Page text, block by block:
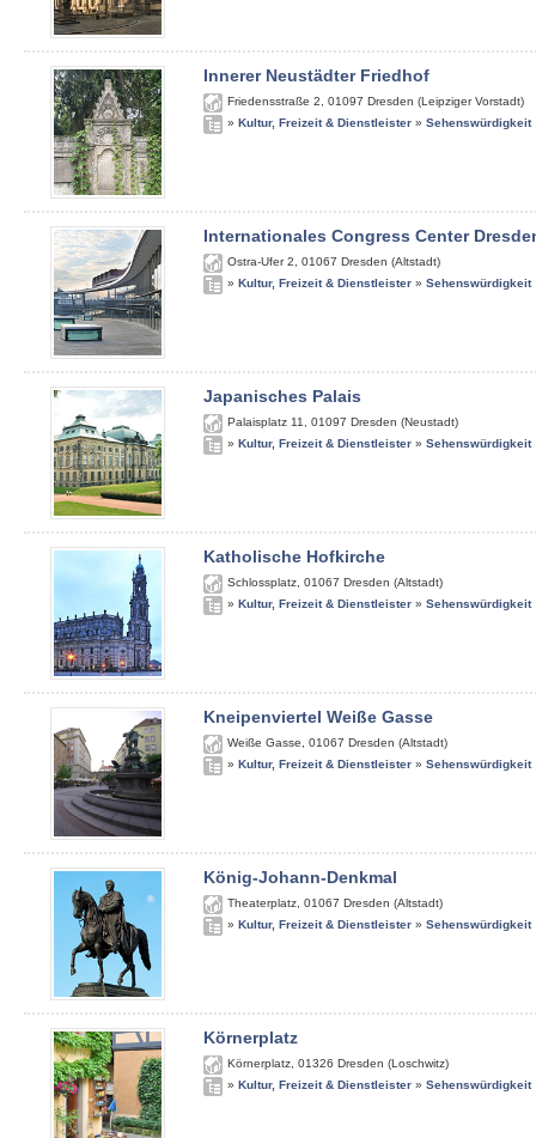
Innerer Neustädter Friedhof
Friedensstraße 2 01097 Dresden (Leipziger Vorstadt)
» Kultur, Freizeit & Dienstleister » Sehenswürdigkeit
Internationales Congress Center
Ostra-Ufer 2 01067 Dresden (Altstadt)
» Kultur, Freizeit & Dienstleister » Sehenswürdigkeit
Japanisches Palais
Palaisplatz 11 01097 Dresden (Neustadt)
» Kultur, Freizeit & Dienstleister » Sehenswürdigkeit
Katholische Hofkirche
Schlossplatz 01067 Dresden (Altstadt)
» Kultur, Freizeit & Dienstleister » Sehenswürdigkeit
Kneipenviertel Weiße Gasse
Weiße Gasse 01067 Dresden (Altstadt)
» Kultur, Freizeit & Dienstleister » Sehenswürdigkeit
König-Johann-Denkmal
Theaterplatz 01067 Dresden (Altstadt)
» Kultur, Freizeit & Dienstleister » Sehenswürdigkeit
Körnerplatz
Körnerplatz 01326 Dresden (Loschwitz)
» Kultur, Freizeit & Dienstleister » Sehenswürdigkeit